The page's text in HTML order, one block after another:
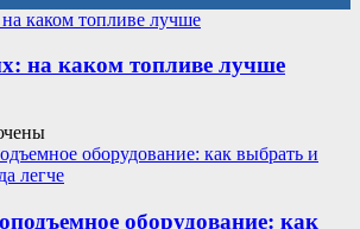
на каком топливе лучше
оборудование: как